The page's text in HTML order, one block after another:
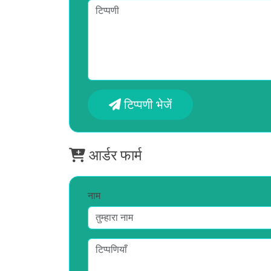
टिप्पणी भेजें
आर्डर फार्म
नाम